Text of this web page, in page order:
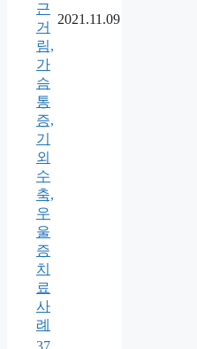
근
거
림,
가
슴
통
증,
기
외
수
축,
우
울
증
치
료
사
례
2021.11.09